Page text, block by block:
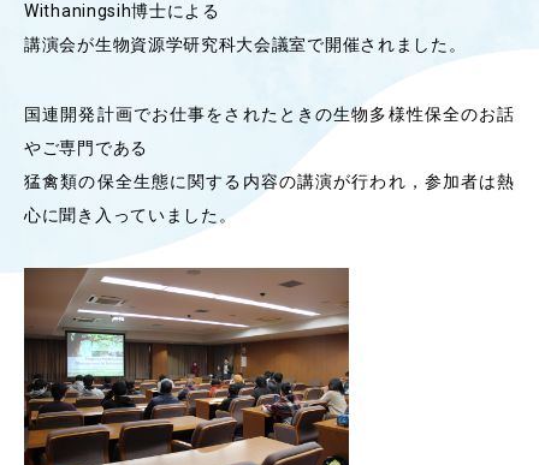
OUR OPEN
学問探求セミナー
学生研究紹介・
ABOUT
学部概要
ACADEMICS
教育（学部・大学院等）
Withaningsih博士による
講演会が生物資源学研究科大会議室で開催されました。
国連開発計画でお仕事をされたときの生物多様性保全のお話
やご専門である
猛禽類の保全生態に関する内容の講演が行われ，参加者は熱
心に聞き入っていました。